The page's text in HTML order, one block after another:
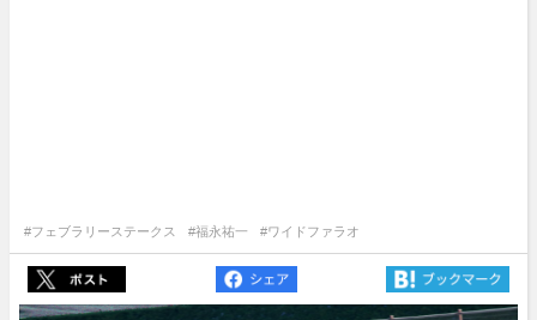
#フェブラリーステークス #福永祐一 #ワイドファラオ